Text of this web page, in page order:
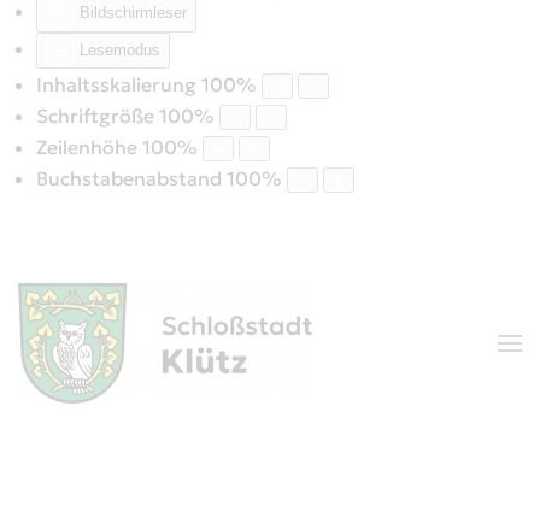
Bildschirmleser
Lesemodus
Inhaltsskalierung 100%
Schriftgröße 100%
Zeilenhöhe 100%
Buchstabenabstand 100%